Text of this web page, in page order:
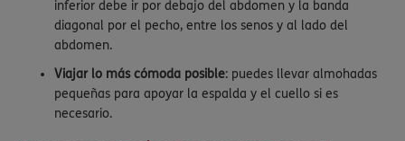
inferior debe ir por debajo del abdomen y la banda
diagonal por el pecho, entre los senos y al lado del
abdomen.
Viajar lo más cómoda posible: puedes llevar almohadas
pequeñas para apoyar la espalda y el cuello si es
necesario.